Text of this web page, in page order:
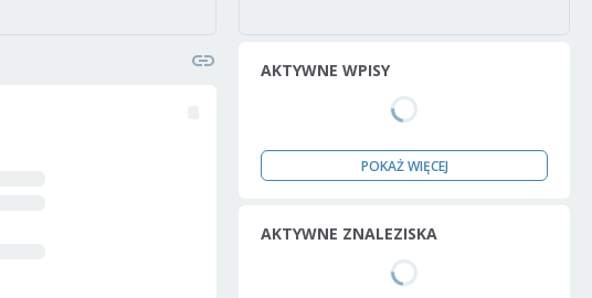
AKTYWNE WPISY
POKAŻ WIĘCEJ
AKTYWNE ZNALEZISKA